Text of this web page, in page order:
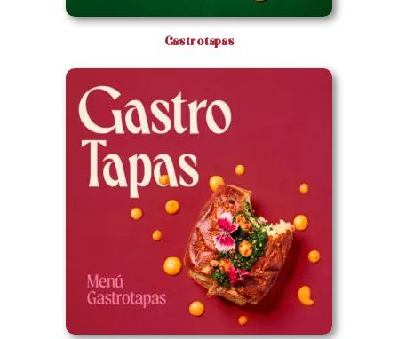
Gastrotapas